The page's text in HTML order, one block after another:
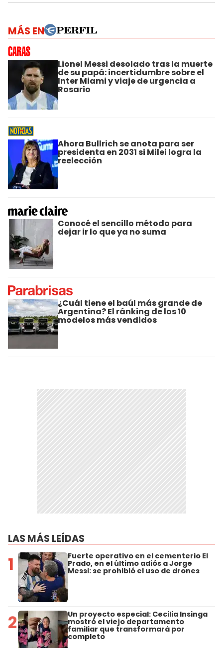
MÁS EN
Lionel Messi desolado tras la muerte
de su papá: incertidumbre sobre el
Inter Miami y viaje de urgencia a
Rosario
Ahora Bullrich se anota para ser
presidenta en 2031 si Milei logra la
reelección
Conocé el sencillo método para
dejar ir lo que ya no suma
¿Cuál tiene el baúl más grande de
Argentina? El ránking de los 10
modelos más vendidos
LAS MÁS LEÍDAS
1 Fuerte operativo en el cementerio El
Prado, en el último adiós a Jorge
Messi: se prohibió el uso de drones
2 Un proyecto especial: Cecilia Insinga
mostró el viejo departamento
familiar que transformará por
completo